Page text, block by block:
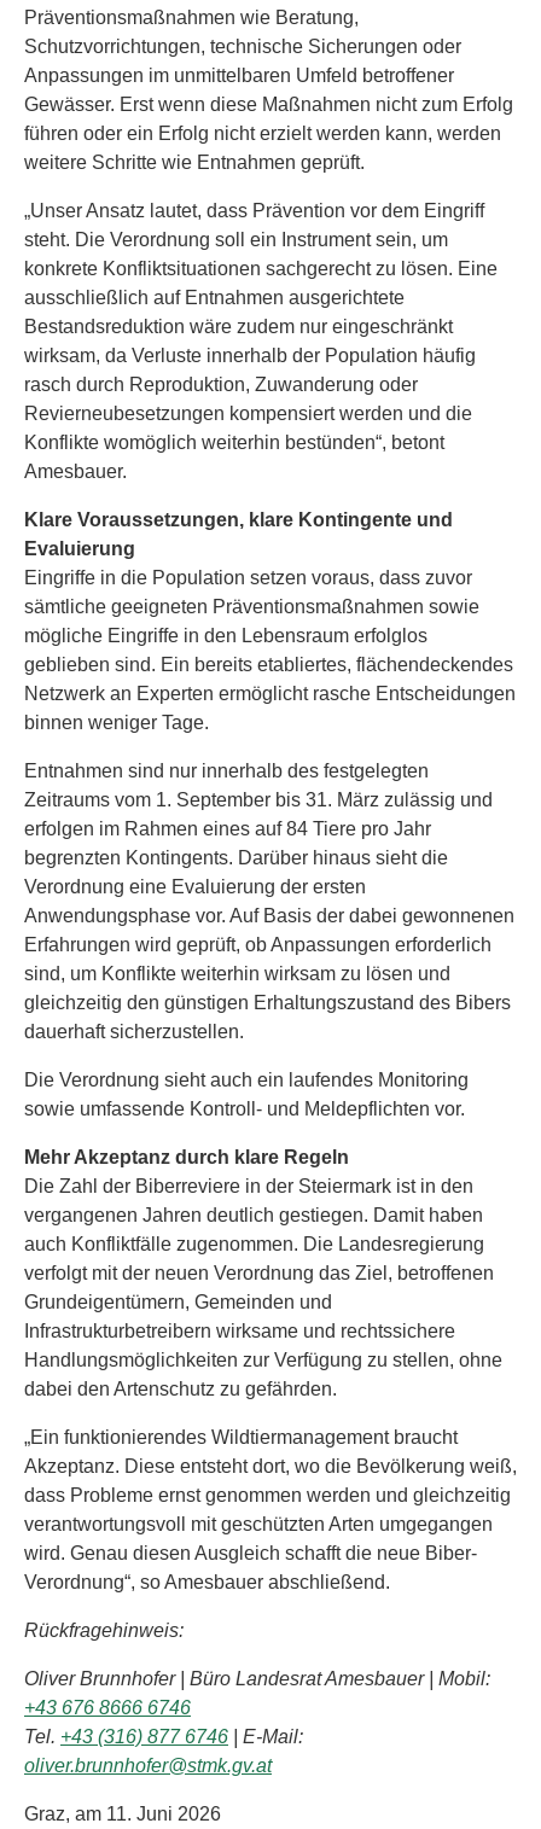
Präventionsmaßnahmen wie Beratung,
Schutzvorrichtungen, technische Sicherungen oder
Anpassungen im unmittelbaren Umfeld betroffener
Gewässer. Erst wenn diese Maßnahmen nicht zum Erfolg
führen oder ein Erfolg nicht erzielt werden kann, werden
weitere Schritte wie Entnahmen geprüft.
„Unser Ansatz lautet, dass Prävention vor dem Eingriff
steht. Die Verordnung soll ein Instrument sein, um
konkrete Konfliktsituationen sachgerecht zu lösen. Eine
ausschließlich auf Entnahmen ausgerichtete
Bestandsreduktion wäre zudem nur eingeschränkt
wirksam, da Verluste innerhalb der Population häufig
rasch durch Reproduktion, Zuwanderung oder
Revierneubesetzungen kompensiert werden und die
Konflikte womöglich weiterhin bestünden“, betont
Amesbauer.
Klare Voraussetzungen, klare Kontingente und
Evaluierung
Eingriffe in die Population setzen voraus, dass zuvor
sämtliche geeigneten Präventionsmaßnahmen sowie
mögliche Eingriffe in den Lebensraum erfolglos
geblieben sind. Ein bereits etabliertes, flächendeckendes
Netzwerk an Experten ermöglicht rasche Entscheidungen
binnen weniger Tage.
Entnahmen sind nur innerhalb des festgelegten
Zeitraums vom 1. September bis 31. März zulässig und
erfolgen im Rahmen eines auf 84 Tiere pro Jahr
begrenzten Kontingents. Darüber hinaus sieht die
Verordnung eine Evaluierung der ersten
Anwendungsphase vor. Auf Basis der dabei gewonnenen
Erfahrungen wird geprüft, ob Anpassungen erforderlich
sind, um Konflikte weiterhin wirksam zu lösen und
gleichzeitig den günstigen Erhaltungszustand des Bibers
dauerhaft sicherzustellen.
Die Verordnung sieht auch ein laufendes Monitoring
sowie umfassende Kontroll- und Meldepflichten vor.
Mehr Akzeptanz durch klare Regeln
Die Zahl der Biberreviere in der Steiermark ist in den
vergangenen Jahren deutlich gestiegen. Damit haben
auch Konfliktfälle zugenommen. Die Landesregierung
verfolgt mit der neuen Verordnung das Ziel, betroffenen
Grundeigentümern, Gemeinden und
Infrastrukturbetreibern wirksame und rechtssichere
Handlungsmöglichkeiten zur Verfügung zu stellen, ohne
dabei den Artenschutz zu gefährden.
„Ein funktionierendes Wildtiermanagement braucht
Akzeptanz. Diese entsteht dort, wo die Bevölkerung weiß,
dass Probleme ernst genommen werden und gleichzeitig
verantwortungsvoll mit geschützten Arten umgegangen
wird. Genau diesen Ausgleich schafft die neue Biber-
Verordnung“, so Amesbauer abschließend.
Rückfragehinweis:
Oliver Brunnhofer | Büro Landesrat Amesbauer | Mobil:
+43 676 8666 6746
Tel. +43 (316) 877 6746 | E-Mail:
oliver.brunnhofer@stmk.gv.at
Graz, am 11. Juni 2026